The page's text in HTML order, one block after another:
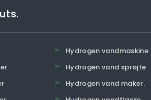
Hydrogen vandmaskine
Hydrogen vand sprøjte
Hydrogen vand maker.